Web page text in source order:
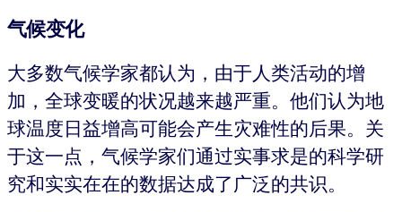
气候变化
大多数气候学家都认为，由于人类活动的增
加，全球变暖的状况越来越严重。他们认为地
球温度日益增高可能会产生灾难性的后果。关
于这一点，气候学家们通过实事求是的科学研
究和实实在在的数据达成了广泛的共识。